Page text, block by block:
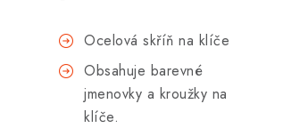
Ocelová skříň na klíče
Obsahuje barevné
jmenovky a kroužky na
klíče.